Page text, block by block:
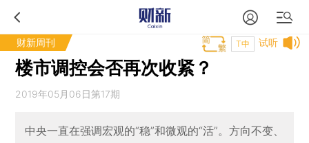
财新周刊 试听
T中
楼市调控会否再次收紧？
2019年05月06日第17期
中央一直在强调宏观的“稳”和微观的“活”。方向不变、